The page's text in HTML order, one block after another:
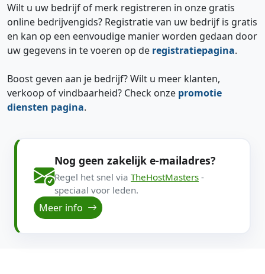
Wilt u uw bedrijf of merk registreren in onze gratis
online bedrijvengids? Registratie van uw bedrijf is gratis
en kan op een eenvoudige manier worden gedaan door
uw gegevens in te voeren op de registratiepagina.
Boost geven aan je bedrijf? Wilt u meer klanten,
verkoop of vindbaarheid? Check onze promotie
diensten pagina.
Nog geen zakelijk e-mailadres?
Regel het snel via TheHostMasters -
speciaal voor leden.
Meer info